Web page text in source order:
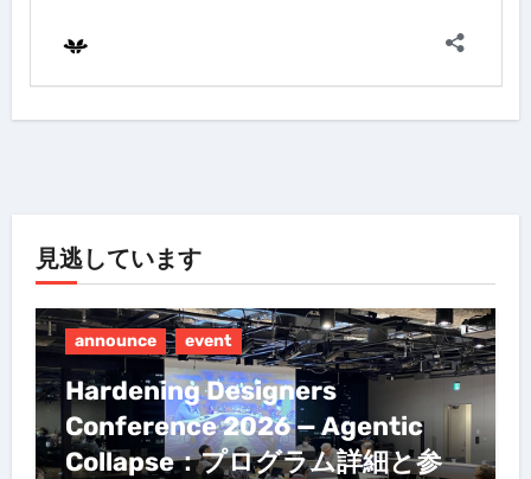
見逃しています
announce event
Hardening Designers
Conference 2026 — Agentic
Collapse：プログラム詳細と参